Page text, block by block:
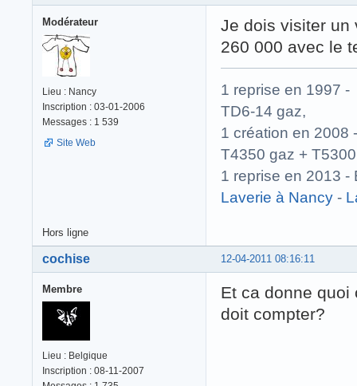
Modérateur
Lieu : Nancy
Inscription : 03-01-2006
Messages : 1 539
Site Web
Je dois visiter un
260 000 avec le
1 reprise en 1997
TD6-14 gaz,
1 création en 2008
T4350 gaz +
1 reprise en 2013 -
Laverie à Nancy -
Hors ligne
12-04-2011 08:16:11
cochise
Membre
Lieu : Belgique
Inscription : 08-11-2007
Et ca donne quoi
doit compter?